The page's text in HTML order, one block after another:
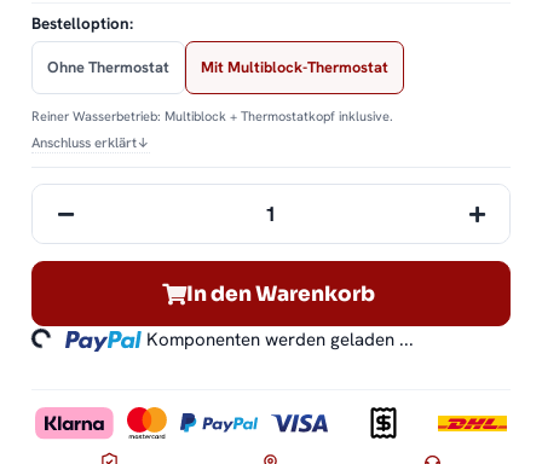
Bestelloption:
Ohne Thermostat Mit Multiblock-Thermostat
Reiner Wasserbetrieb: Multiblock + Thermostatkopf inklusive.
Anschluss erklärt↓
In den Warenkorb
Komponenten werden geladen ...